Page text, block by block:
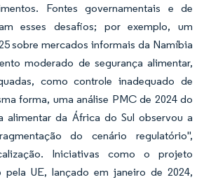
Fontes governamentais e de
esses desafios; por exemplo, um
sobre mercados informais da Namíbia
moderado de segurança alimentar,
como controle inadequado de
forma, uma análise PMC de 2024 do
alimentar da África do Sul observou a
do cenário regulatório",
Iniciativas como o projeto
pela UE, lançado em janeiro de 2024,